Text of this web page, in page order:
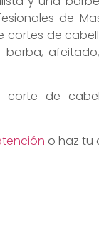
de
cortes de
corte de
o haz tu